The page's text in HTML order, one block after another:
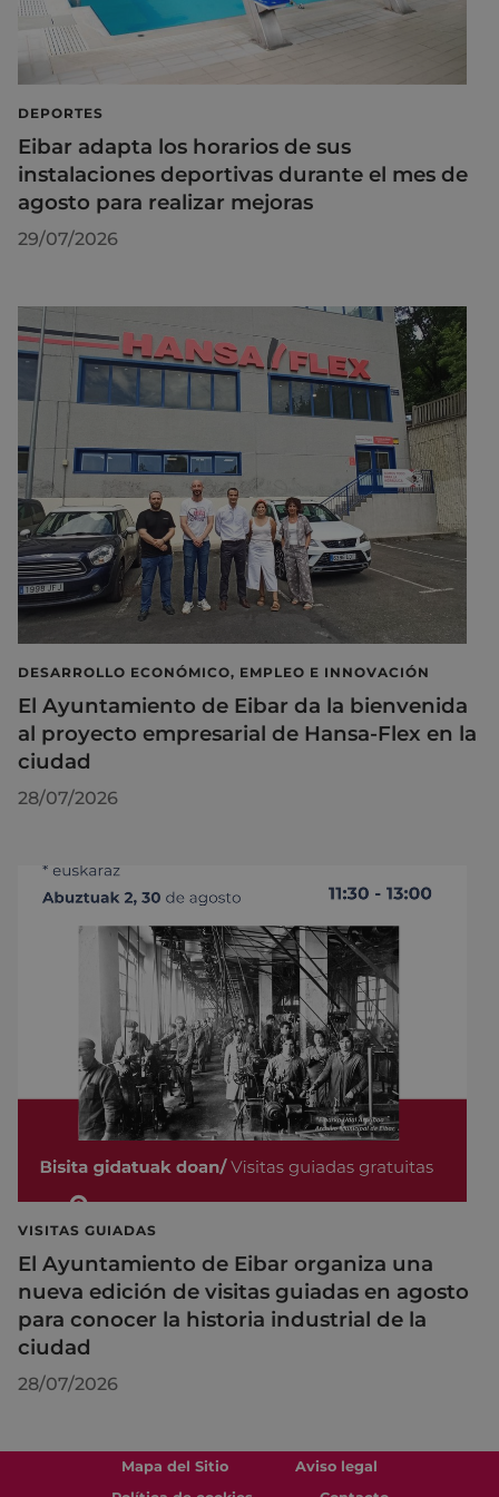
DEPORTES
Eibar adapta los horarios de sus
instalaciones deportivas durante el mes de
agosto para realizar mejoras
29/07/2026
DESARROLLO ECONÓMICO, EMPLEO E INNOVACIÓN
El Ayuntamiento de Eibar da la bienvenida
al proyecto empresarial de Hansa-Flex en la
ciudad
28/07/2026
VISITAS GUIADAS
El Ayuntamiento de Eibar organiza una
nueva edición de visitas guiadas en agosto
para conocer la historia industrial de la
ciudad
28/07/2026
Mapa del Sitio
Aviso legal